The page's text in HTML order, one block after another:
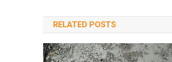
RELATED POSTS